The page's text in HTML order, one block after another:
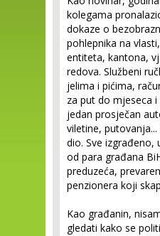
kolegama
dokaze o
pohlepnika na
entiteta, kantona,
redova. Službeni
jelima i pićima,
za put do mjeseca i
jedan prosječan
viletine,
dio. Sve izgrađeno,
od para građana
preduzeća,
penzionera koji
Kao građanin,
gledati kako se